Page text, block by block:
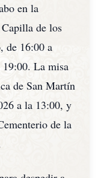
en la
de los
de 16:00 a
La misa
de San Martín
a la 13:00, y
de la